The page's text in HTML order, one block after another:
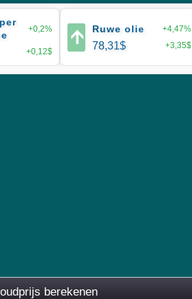
+0,2%
+0,12$
🡩 Ruwe olie +4,47%
78,31$ +3,35$
berekenen